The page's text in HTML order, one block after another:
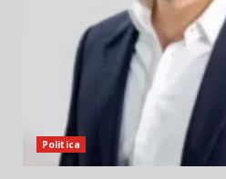
Politica